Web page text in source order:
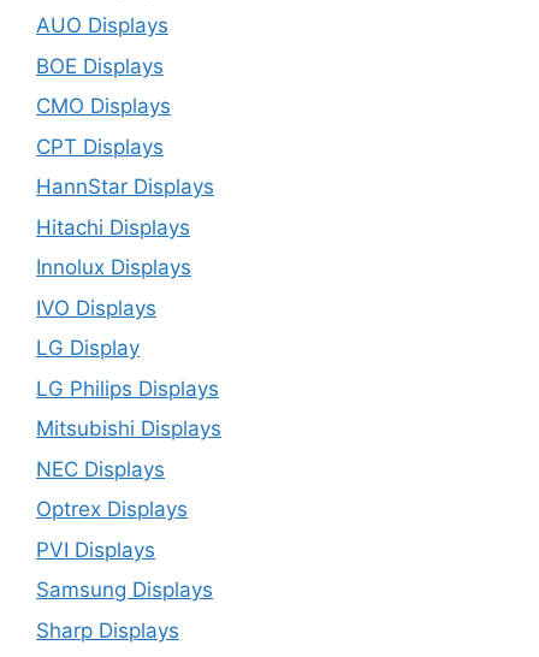
AUO Displays
BOE Displays
CMO Displays
CPT Displays
HannStar Displays
Hitachi Displays
Innolux Displays
IVO Displays
LG Display
LG Philips Displays
Mitsubishi Displays
NEC Displays
Optrex Displays
PVI Displays
Samsung Displays
Sharp Displays